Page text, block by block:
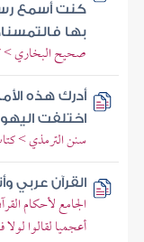
كنت أسمع
بها
صحيح البخاري >
أدرك هذه
اختلفت
سنن الترمذي >
القرآن عربي
الجامع لأحكام
أعجميا لقالوا